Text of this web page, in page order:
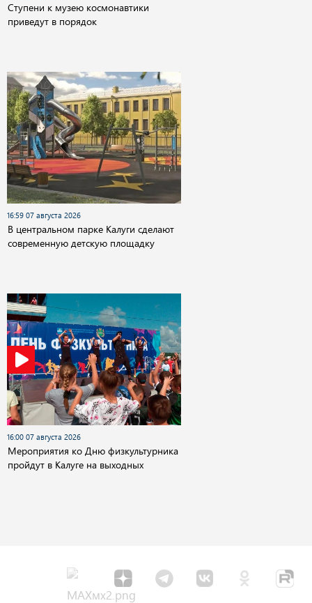
Cтупени к музею космонавтики
приведут в порядок
16:59 07 августа 2026
В центральном парке Калуги сделают
современную детскую площадку
16:00 07 августа 2026
Мероприятия ко Дню физкультурника
пройдут в Калуге на выходных